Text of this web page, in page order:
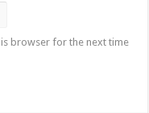
browser for the next time